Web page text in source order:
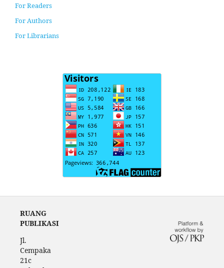
For Readers
For Authors
For Librarians
RUANG
PUBLIKASI
Jl.
Cempaka
21c